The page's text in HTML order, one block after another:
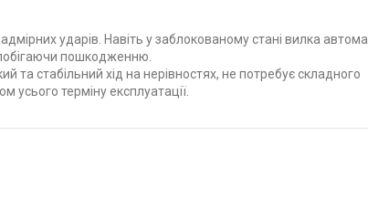
ударів. Навіть у заблокованому стані вилка
пошкодженню.
та стабільний хід на нерівностях, не потребує складного
усього терміну експлуатації.